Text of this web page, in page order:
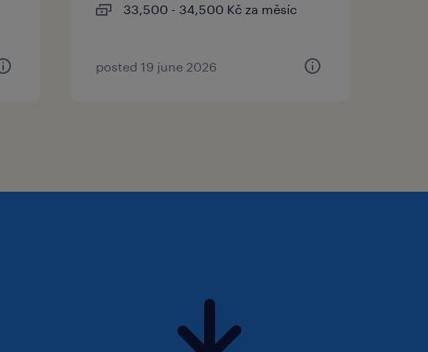
33,500 - 34,500 Kč za měsíc
posted 19 june 2026